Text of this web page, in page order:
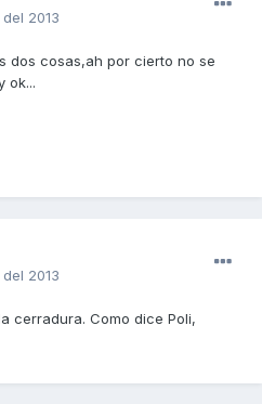
2013
dos cosas,ah por cierto no se
ok...
2013
cerradura. Como dice Poli,